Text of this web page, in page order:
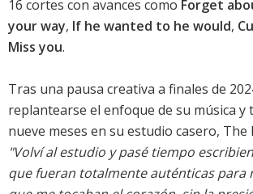
16 cortes con avances como Forget
your way, If he wanted to he would,
Miss you.
Tras una pausa creativa a finales de
replantearse el enfoque de su música
nueve meses en su estudio casero, The
"Volví al estudio y pasé tiempo
que fueran totalmente auténticas para